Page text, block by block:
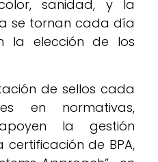
sanidad, y la
se tornan cada día
la elección de los
de sellos cada
en normativas,
la gestión
de BPA,